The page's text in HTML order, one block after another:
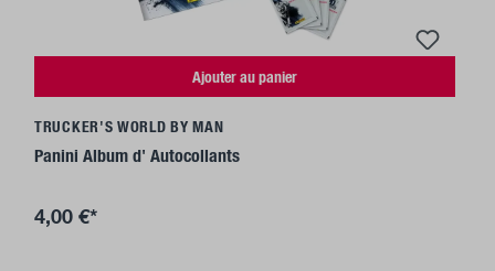
Ajouter au panier
TRUCKER'S WORLD BY MAN
Panini Album d' Autocollants
4,00 €*